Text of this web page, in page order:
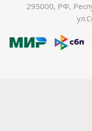
295000, РФ,